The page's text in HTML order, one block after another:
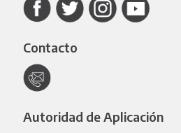
Contacto
Autoridad de Aplicación